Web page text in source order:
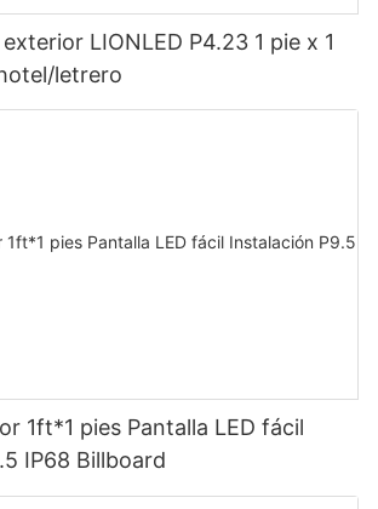
LIONLED P4.23 1 pie x 1
letrero
1ft*1 pies Pantalla LED fácil
IP68 Billboard